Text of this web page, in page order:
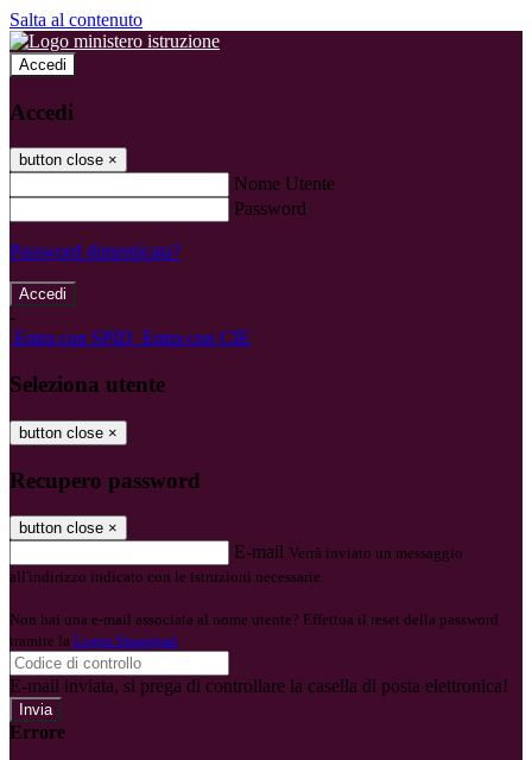
Salta al contenuto
Accedi
Accedi
button close ×
Nome Utente
Password
Password dimenticata?
-
Entra con SPID Entra con CIE
Seleziona utente
button close ×
Recupero password
button close ×
E-mail Verrà inviato un messaggio
all'indirizzo indicato con le istruzioni necessarie.
Non hai una e-mail associata al nome utente? Effettua il reset della password
tramite la Login Spaggiari
E-mail inviata, si prega di controllare la casella di posta elettronica!
Errore